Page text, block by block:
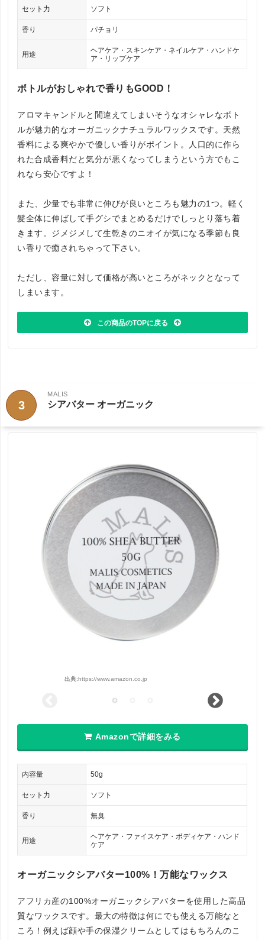
セット力 ソフト
香り パチョリ
用途
ヘアケア・スキンケア・ネイルケア・ハンドケ
ア・リップケア
ボトルがおしゃれで香りもGOOD！
アロマキャンドルと間違えてしまいそうなオシャレなボト
ルが魅力的なオーガニックナチュラルワックスです。天然
香料による爽やかで優しい香りがポイント。人口的に作ら
れた合成香料だと気分が悪くなってしまうという方でもこ
れなら安心ですよ！
また、少量でも非常に伸びが良いところも魅力の1つ。軽く
髪全体に伸ばして手グシでまとめるだけでしっとり落ち着
きます。ジメジメして生乾きのニオイが気になる季節も良
い香りで癒されちゃって下さい。
ただし、容量に対して価格が高いところがネックとなって
しまいます。
この商品のTOPに戻る
3
MALIS
シアバター オーガニック
出典:https://www.amazon.co.jp
Amazonで詳細をみる
内容量 50g
セット力 ソフト
香り 無臭
用途
ヘアケア・ファイスケア・ボディケア・ハンド
ケア
オーガニックシアバター100%！万能なワックス
アフリカ産の100%オーガニックシアバターを使用した高品
質なワックスです。最大の特徴は何にでも使える万能なと
ころ！例えば顔や手の保湿クリームとしてはもちろんのこ